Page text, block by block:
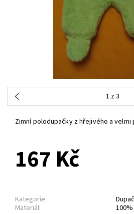
1 z 3
Zimní polodupačky z hřejivého a velmi
167 Kč
Kategorie:
Materiál: